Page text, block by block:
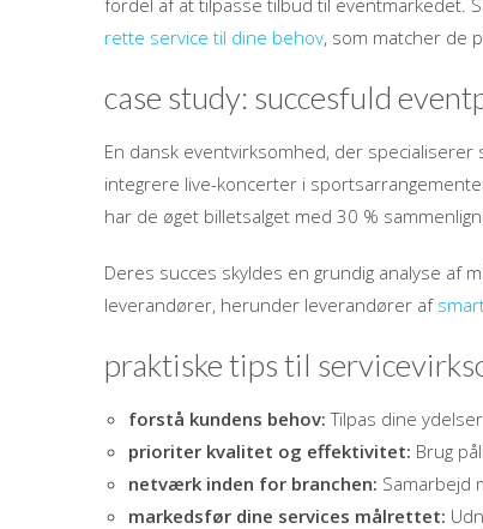
fordel af at tilpasse tilbud til eventmarkedet.
rette service til dine behov, som matcher de
case study: succesfuld
En dansk eventvirksomhed, der
integrere live-koncerter i
har de øget billetsalget med 30 %
Deres succes skyldes en grundig analyse af
leverandører, herunder leverandører af
praktiske tips til
forstå kundens behov: Tilpas dine
prioriter kvalitet og effektivitet: Brug
netværk inden for branchen: Samarbejd
markedsfør dine services målrettet: